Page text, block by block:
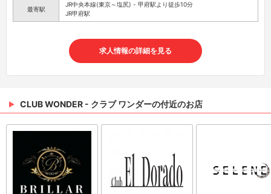
最寄駅
JR中央本線(東京～塩尻) - 甲府駅より徒歩10分
JR甲府駅
求人情報の詳細を見る
CLUB WONDER - クラブ ワンダーの付近のお店